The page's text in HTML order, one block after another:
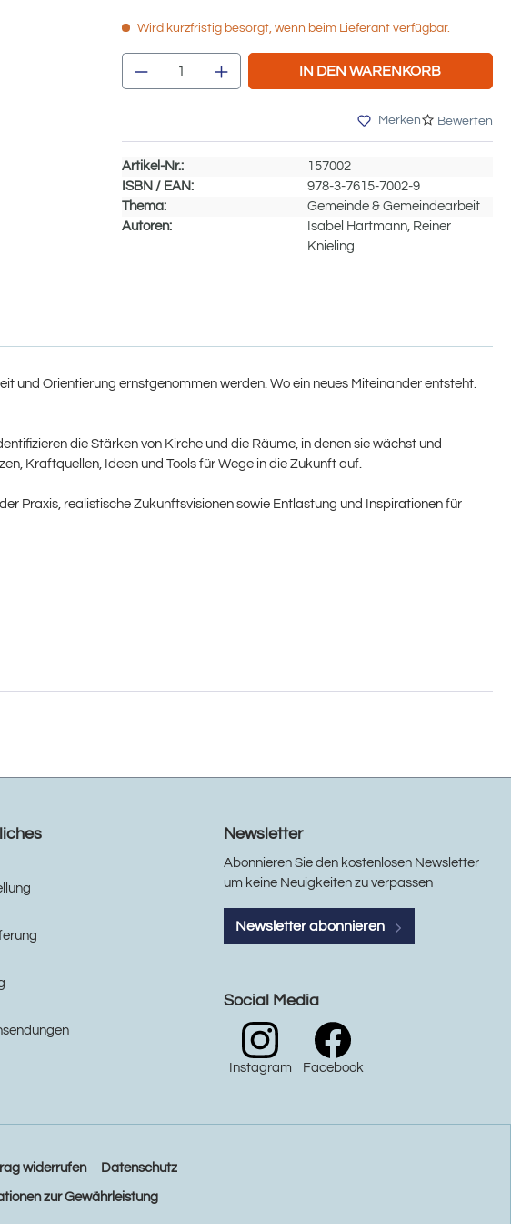
Wird kurzfristig besorgt, wenn beim Lieferant verfügbar.
Produkt Anzahl: Gib den gewünschten
IN DEN WARENKORB
Merken Bewerten
Artikel-Nr.:
157002
ISBN / EAN:
978-3-7615-7002-9
Thema:
Gemeinde & Gemeindearbeit
Autoren:
Isabel Hartmann, Reiner
Knieling
und Orientierung ernstgenommen werden. Wo ein neues Miteinander entsteht.
die Stärken von Kirche und die Räume, in denen sie wächst und
Kraftquellen, Ideen und Tools für Wege in die Zukunft auf.
Praxis, realistische Zukunftsvisionen sowie Entlastung und Inspirationen für
Newsletter
Abonnieren Sie den kostenlosen Newsletter
um keine Neuigkeiten zu verpassen
Newsletter abonnieren
Social Media
Instagram Facebook
widerrufen Datenschutz
zur Gewährleistung